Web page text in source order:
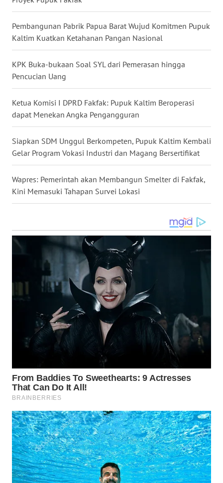
Pembangunan Pabrik Papua Barat Wujud Komitmen Pupuk
Kaltim Kuatkan Ketahanan Pangan Nasional
KPK Buka-bukaan Soal SYL dari Pemerasan hingga
Pencucian Uang
Ketua Komisi I DPRD Fakfak: Pupuk Kaltim Beroperasi
dapat Menekan Angka Pengangguran
Siapkan SDM Unggul Berkompeten, Pupuk Kaltim Kembali
Gelar Program Vokasi Industri dan Magang Bersertifikat
Wapres: Pemerintah akan Membangun Smelter di Fakfak,
Kini Memasuki Tahapan Survei Lokasi
MALUKU
MALUT
DAIRI
WN
DANAU
TOBA
WN
NIAS
TAPANULI
SELATAN
WN
LESUNG
WN
WN
SIMALUNGUN
WN
LABUHANBATU
WN
TAPANULI
TENGAH